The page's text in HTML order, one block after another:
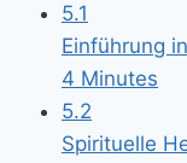
5.1
Einführung
4 Minutes
5.2
Spirituelle